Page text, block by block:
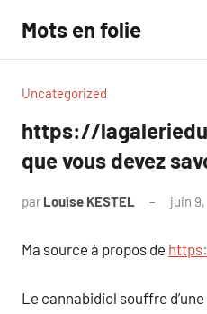
contenu
Mots en folie
Uncategorized
https://
que vous devez
par Louise KESTEL juin
Ma source à propos de
Le cannabidiol souffre